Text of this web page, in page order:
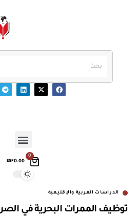
0
EGP0.00
الدراسات العربية والإقليمية
توظيف الممرات البحرية في